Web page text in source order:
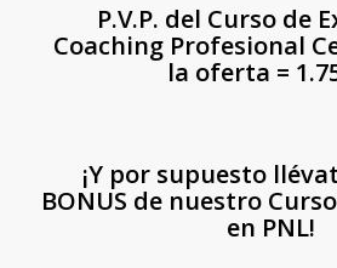
P.V.P. del Curso de
Coaching Profesional
la oferta =
¡Y por supuesto
BONUS de nuestro
en PNL!